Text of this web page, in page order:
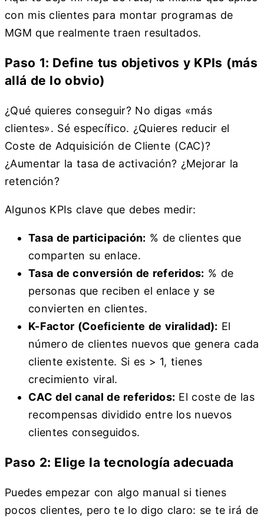
con mis clientes para montar programas de
MGM que realmente traen resultados.
Paso 1: Define tus objetivos y KPIs (más
allá de lo obvio)
¿Qué quieres conseguir? No digas «más
clientes». Sé específico. ¿Quieres reducir el
Coste de Adquisición de Cliente (CAC)?
¿Aumentar la tasa de activación? ¿Mejorar la
retención?
Algunos KPIs clave que debes medir:
Tasa de participación: % de clientes que
comparten su enlace.
Tasa de conversión de referidos: % de
personas que reciben el enlace y se
convierten en clientes.
K-Factor (Coeficiente de viralidad): El
número de clientes nuevos que genera cada
cliente existente. Si es > 1, tienes
crecimiento viral.
CAC del canal de referidos: El coste de las
recompensas dividido entre los nuevos
clientes conseguidos.
Paso 2: Elige la tecnología adecuada
Puedes empezar con algo manual si tienes
pocos clientes, pero te lo digo claro: se te irá de